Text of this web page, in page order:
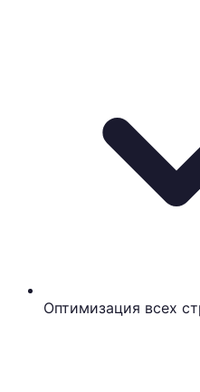
Оптимизация всех